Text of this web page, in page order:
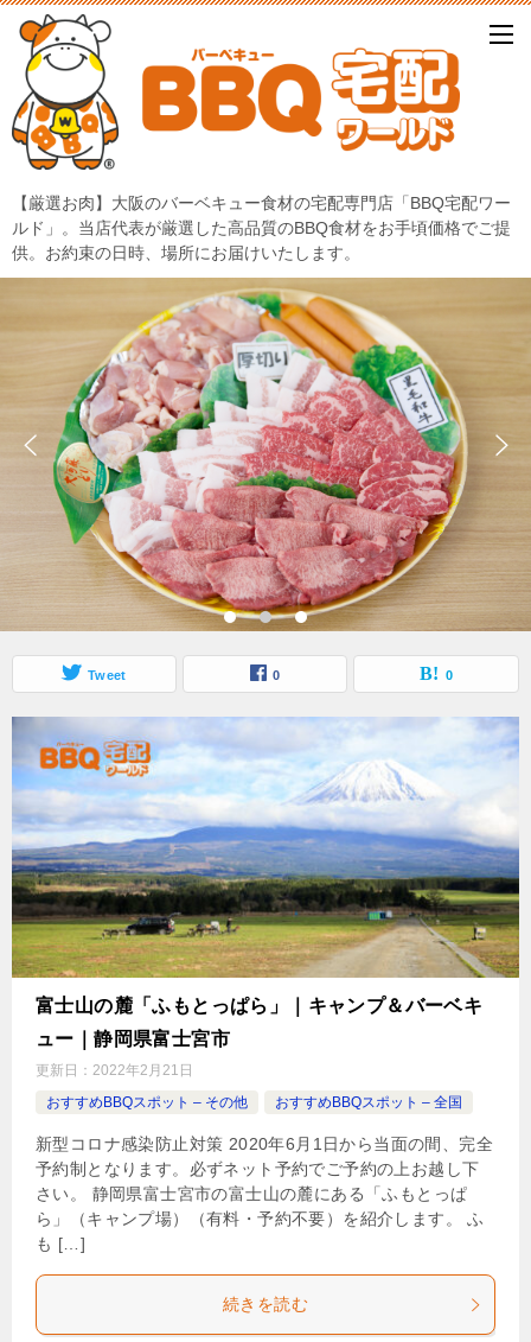
【厳選お肉】大阪のバーベキュー食材の宅配専門店「BBQ宅配ワー
ルド」。当店代表が厳選した高品質のBBQ食材をお手頃価格でご提
供。お約束の日時、場所にお届けいたします。
Tweet 0 0
富士山の麓「ふもとっぱら」｜キャンプ＆バーベキ
ュー｜静岡県富士宮市
更新日： 2022年2月21日
おすすめBBQスポット – その他
おすすめBBQスポット – 全国
新型コロナ感染防止対策 2020年6月1日から当面の間、完全
予約制となります。必ずネット予約でご予約の上お越し下
さい。 静岡県富士宮市の富士山の麓にある「ふもとっぱ
ら」（キャンプ場）（有料・予約不要）を紹介します。 ふ
も […]
続きを読む